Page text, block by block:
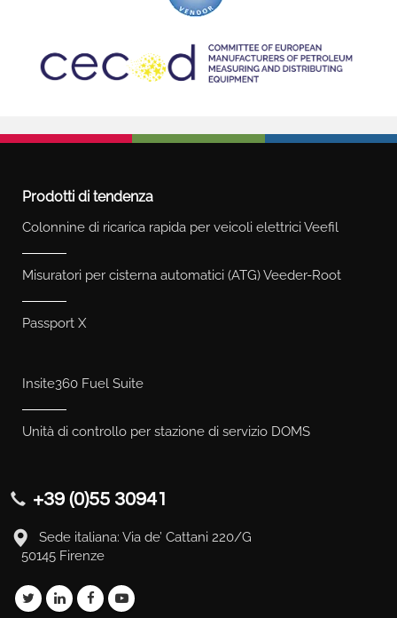
Prodotti di tendenza
Colonnine di ricarica rapida per veicoli elettrici Veefil
Misuratori per cisterna automatici (ATG) Veeder-Root
Passport X
Insite360 Fuel Suite
Unità di controllo per stazione di servizio DOMS
+39 (0)55 30941
Sede italiana: Via de’ Cattani 220/G
50145 Firenze